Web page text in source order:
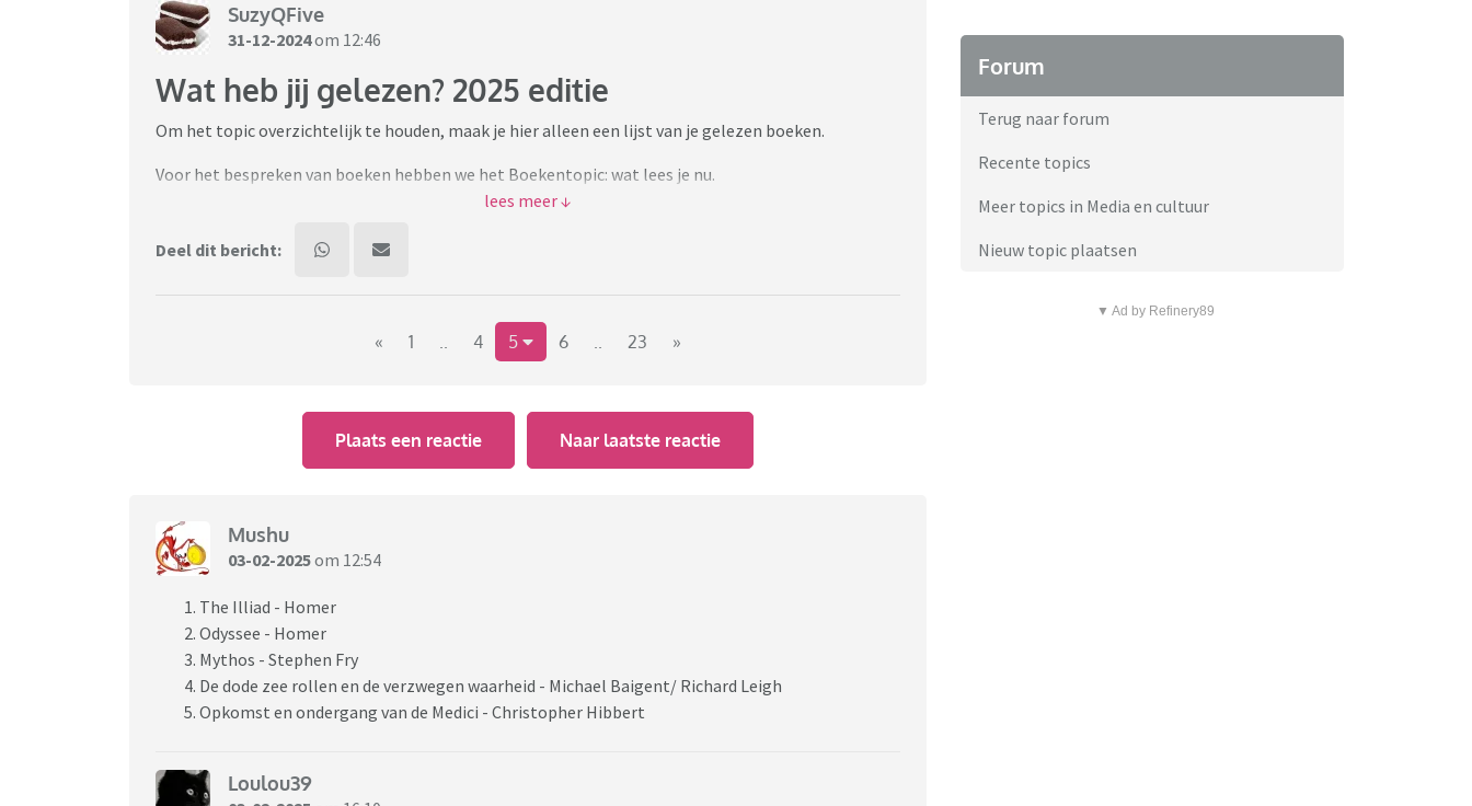
SuzyQFive
31-12-2024om 12:46
Wat heb jij gelezen? 2025 editie
Om het topic overzichtelijk te houden, maak je hier alleen een lijst van je gelezen boeken.
Voor het bespreken van boeken hebben we het Boekentopic: wat lees je nu.
Deel dit bericht:
« 1 .. 4 5 6 .. 23 »
Plaats een reactie Naar laatste reactie
Mushu
03-02-2025om 12:54
The Illiad - Homer
Odyssee - Homer
Mythos - Stephen Fry
De dode zee rollen en de verzwegen waarheid - Michael Baigent/ Richard Leigh
Opkomst en ondergang van de Medici - Christopher Hibbert
Loulou39
Forum
Terug naar forum
Recente topics
Meer topics in Media en cultuur
Nieuw topic plaatsen
▼ Ad by Refinery89